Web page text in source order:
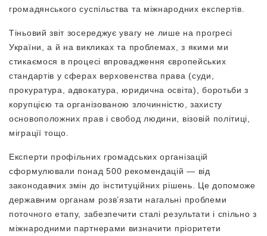
громадянського суспільства та міжнародних експертів.
Тіньовий звіт зосереджує увагу не лише на прогресі
України, а й на викликах та проблемах, з якими ми
стикаємося в процесі впровадження європейських
стандартів у сферах верховенства права (суди,
прокуратура, адвокатура, юридична освіта), боротьби з
корупцією та організованою злочинністю, захисту
основоположних прав і свобод людини, візовій політиці,
міграції тощо.
Експерти профільних громадських організацій
сформулювали понад 500 рекомендацій — від
законодавчих змін до інституційних рішень. Це допоможе
державним органам розв’язати нагальні проблеми
поточного етапу, забезпечити сталі результати і спільно з
міжнародними партнерами визначити пріоритети